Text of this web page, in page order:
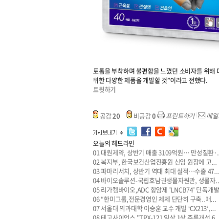
토톱을 부착하며 불편함을 느꼈던 소비자를 위
위한 다양한 제품을 개발할 것”이라고 전했다.
트윗하기
공감20 비공감0 프린트하기 메일
오늘의 헤드라인
01 대원제약, 상반기 매출 3109억원… 만성질환
02복지부, 한국보건산업진흥원 신임 원장에 고...
03파마리서치, 상반기 역대 최대 실적…수출
04바이오솔루션-국립호남권생물자원관, 생물자
05리가켐바이오,ADC 항암제 'LNCB74' 단독개
06“한미그룹,전문경영인 체제 단단히 구축..매...
07서울대 의과대학 이승훈 교수 개발 ‘CX213’,...
08테고사이언스 "TPX-121 임상 1상 주름개선